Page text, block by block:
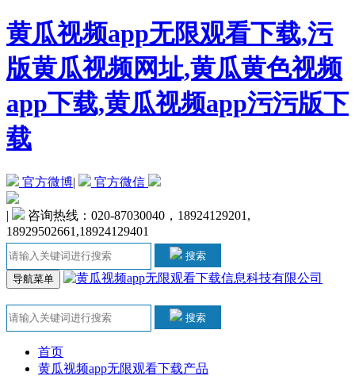
黄瓜视频app无限观看下载,污
版黄瓜视频网址,黄瓜黄色视频
app下载,黄瓜视频app污污版下
载
官方微博| 官方微信
|
咨询热线：020-87030040，18924129201,
18929502661,18924129401
搜索
导航菜单
搜索
首页
黄瓜视频app无限观看下载产品